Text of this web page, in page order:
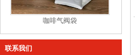
咖啡气阀袋
联系我们